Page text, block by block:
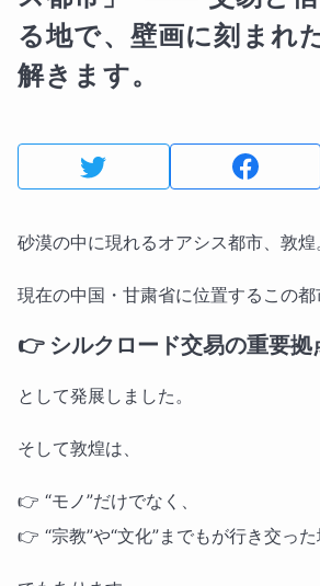
る地で、壁画に刻まれ
解きます。
砂漠の中に現れるオアシス都市、敦煌
現在の中国・甘粛省に位置するこの都
👉 シルクロード交易の重要拠
として発展しました。
そして敦煌は、
👉 “モノ”だけでなく、
👉 “宗教”や“文化”までもが行き交っ